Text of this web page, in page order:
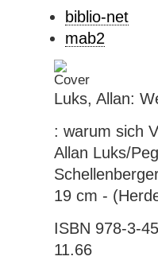
biblio-net
mab2
Luks, Allan:
: warum sich
Allan Luks/
19 cm -
ISBN 978-3-
11.66